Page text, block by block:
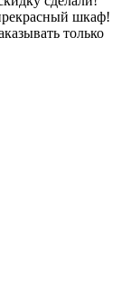
шкаф!
только